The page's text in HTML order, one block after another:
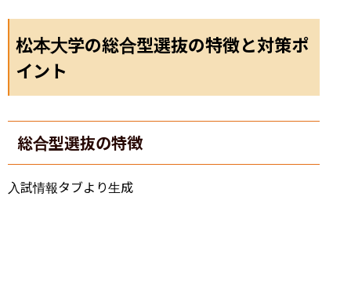
松本大学の総合型選抜の特徴と対策ポ
イント
総合型選抜の特徴
入試情報タブより生成